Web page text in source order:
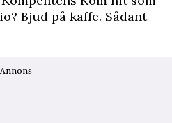
Bjud på kaffe. Sådant
Annons